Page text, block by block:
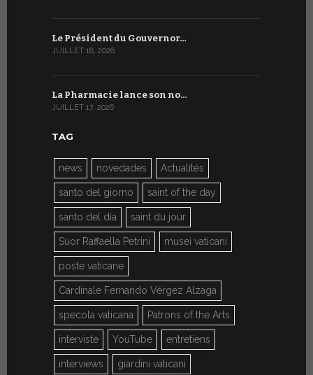
Le Président du Gouvernor…
JUILLET 18, 2026
La Pharmacie lance son no…
JUILLET 17, 2026
TAG
news novedades Actualités
santo del giorno saint of the day
santo del día saint du jour
Suor Raffaella Petrini musei vaticani
poste vaticane
Cardinale Fernando Vérgez Alzaga
specola vaticana Patrons of the Arts
interviste YouTube entretiens
interviews giardini vaticani